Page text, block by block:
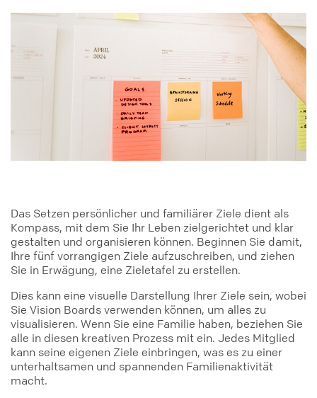
Das Setzen persönlicher und familiärer Ziele dient als
Kompass, mit dem Sie Ihr Leben zielgerichtet und klar
gestalten und organisieren können. Beginnen Sie damit,
Ihre fünf vorrangigen Ziele aufzuschreiben, und ziehen
Sie in Erwägung, eine Zieletafel zu erstellen.
Dies kann eine visuelle Darstellung Ihrer Ziele sein, wobei
Sie Vision Boards verwenden können, um alles zu
visualisieren. Wenn Sie eine Familie haben, beziehen Sie
alle in diesen kreativen Prozess mit ein. Jedes Mitglied
kann seine eigenen Ziele einbringen, was es zu einer
unterhaltsamen und spannenden Familienaktivität
macht.